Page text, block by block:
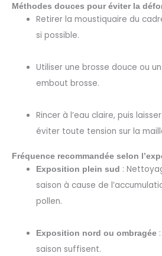
Méthodes douces pour éviter la
Retirer la moustiquaire du
si possible.
Utiliser une brosse douce ou
embout brosse.
Rincer à l’eau claire, puis
éviter toute tension sur la
Fréquence recommandée selon
Exposition plein sud :
saison à cause de
pollen.
Exposition nord ou ombragée
saison suffisent.